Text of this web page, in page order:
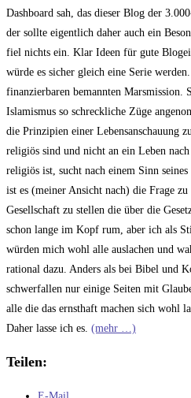
Dashboard sah, das dieser Blog der
der sollte eigentlich daher auch ein
fiel nichts ein. Klar Ideen für gute
würde es sicher gleich eine Serie
finanzierbaren bemannten Marsmission.
Islamismus so schreckliche Züge
die Prinzipien einer Lebensanschauung
religiös sind und nicht an ein Leben
religiös ist, sucht nach einem Sinn
ist es (meiner Ansicht nach) die Frage
Gesellschaft zu stellen die über die
schon lange im Kopf rum, aber ich als
würden mich wohl alle auslachen und
rational dazu. Anders als bei Bibel und
schwerfallen nur einige Seiten mit
alle die das ernsthaft machen sich wohl
Daher lasse ich es. (mehr …)
Teilen: